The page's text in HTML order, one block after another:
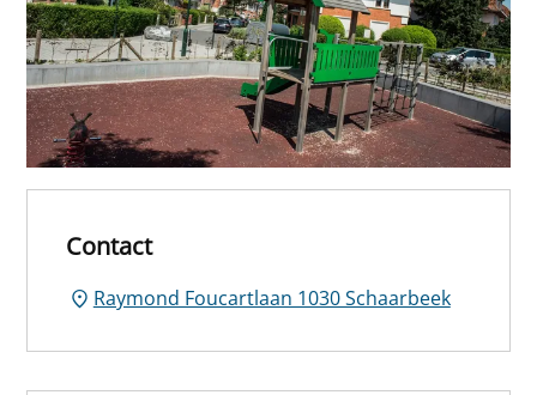
Contact
Raymond Foucartlaan 1030 Schaarbeek